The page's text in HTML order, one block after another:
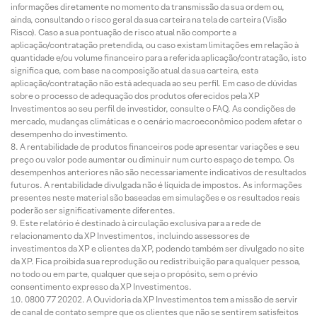
informações diretamente no momento da transmissão da sua ordem ou,
ainda, consultando o risco geral da sua carteira na tela de carteira (Visão
Risco). Caso a sua pontuação de risco atual não comporte a
aplicação/contratação pretendida, ou caso existam limitações em relação à
quantidade e/ou volume financeiro para a referida aplicação/contratação, isto
significa que, com base na composição atual da sua carteira, esta
aplicação/contratação não está adequada ao seu perfil. Em caso de dúvidas
sobre o processo de adequação dos produtos oferecidos pela XP
Investimentos ao seu perfil de investidor, consulte o FAQ. As condições de
mercado, mudanças climáticas e o cenário macroeconômico podem afetar o
desempenho do investimento.
A rentabilidade de produtos financeiros pode apresentar variações e seu
preço ou valor pode aumentar ou diminuir num curto espaço de tempo. Os
desempenhos anteriores não são necessariamente indicativos de resultados
futuros. A rentabilidade divulgada não é líquida de impostos. As informações
presentes neste material são baseadas em simulações e os resultados reais
poderão ser significativamente diferentes.
Este relatório é destinado à circulação exclusiva para a rede de
relacionamento da XP Investimentos, incluindo assessores de
investimentos da XP e clientes da XP, podendo também ser divulgado no site
da XP. Fica proibida sua reprodução ou redistribuição para qualquer pessoa,
no todo ou em parte, qualquer que seja o propósito, sem o prévio
consentimento expresso da XP Investimentos.
0800 77 20202. A Ouvidoria da XP Investimentos tem a missão de servir
de canal de contato sempre que os clientes que não se sentirem satisfeitos